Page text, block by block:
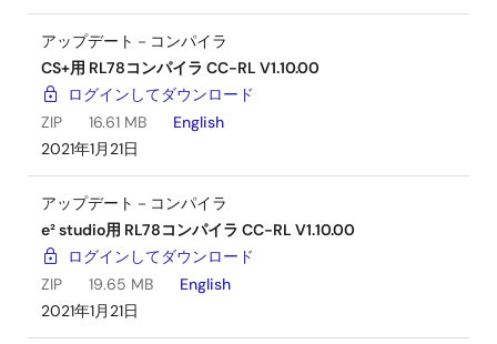
アップデート－コンパイラ
CS+用 RL78コンパイラ CC-RL V1.10.00
ログインしてダウンロード
ZIP
16.61 MB
English
2021年1月21日
アップデート－コンパイラ
e² studio用 RL78コンパイラ CC-RL V1.10.00
ログインしてダウンロード
ZIP
19.65 MB
English
2021年1月21日